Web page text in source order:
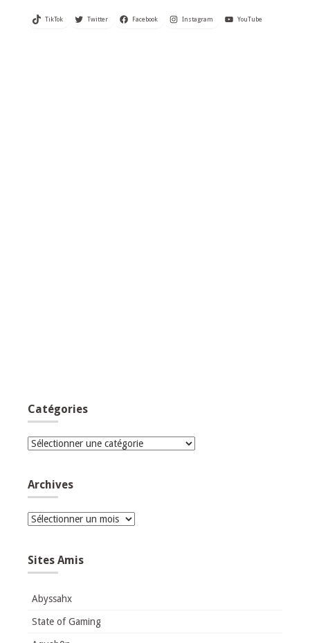
TikTok Twitter Facebook Instagram YouTube
Catégories
Catégories
Archives
Archives
Sites Amis
Abyssahx
State of Gaming